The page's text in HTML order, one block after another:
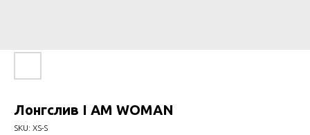
Лонгслив I AM WOMAN
SKU: XS-S